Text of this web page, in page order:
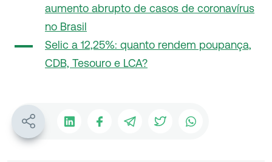
aumento abrupto de casos de coronavírus
no Brasil
Selic a 12,25%: quanto rendem poupança,
CDB, Tesouro e LCA?